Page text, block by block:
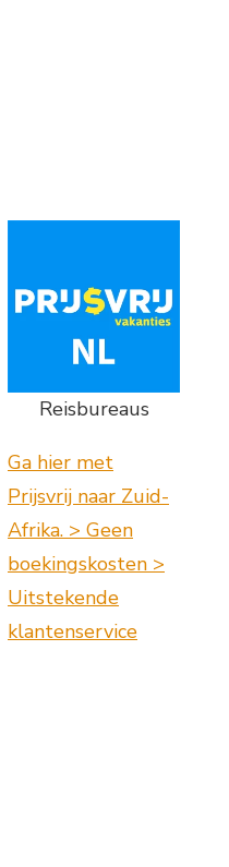
Reisbureaus
Ga hier met
Prijsvrij naar Zuid-
Afrika. > Geen
boekingskosten >
Uitstekende
klantenservice